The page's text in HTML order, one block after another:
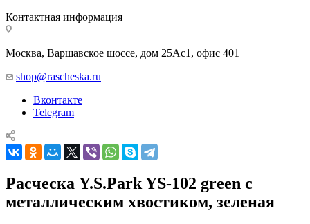
Контактная информация
Москва, Варшавское шоссе, дом 25Аc1, офис 401
shop@rascheska.ru
Вконтакте
Telegram
Расческа Y.S.Park YS-102 green с
металлическим хвостиком, зеленая